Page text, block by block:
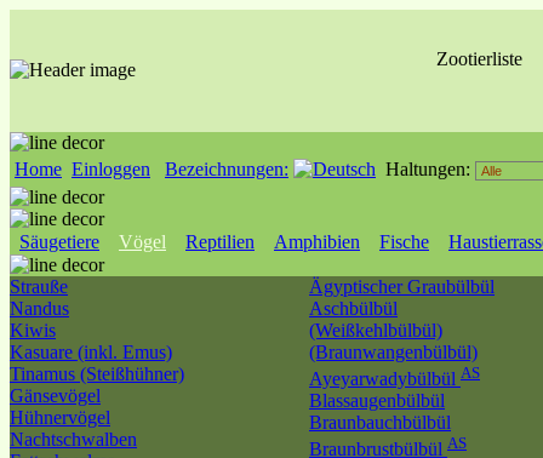
Zootierliste
Home Einloggen Bezeichnungen: Haltungen:
Säugetiere Vögel Reptilien Amphibien Fische
Strauße
Nandus
Kiwis
Kasuare (inkl. Emus)
Tinamus (Steißhühner)
Gänsevögel
Hühnervögel
Nachtschwalben
Ägyptischer Graubülbül
Aschbülbül
(Weißkehlbülbül)
(Braunwangenbülbül)
Ayeyarwadybülbül AS
Blassaugenbülbül
Braunbauchbülbül
Braunbrustbülbül AS